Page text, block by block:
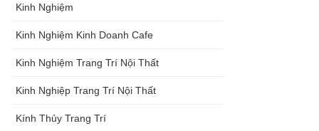
Kinh Nghiệm
Kinh Nghiệm Kinh Doanh Cafe
Kinh Nghiệm Trang Trí Nội Thất
Kinh Nghiệp Trang Trí Nội Thất
Kính Thủy Trang Trí